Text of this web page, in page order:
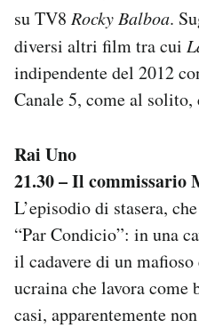
AREA PERSONALE
Area Personale
Regala il Post
Hai bisogno di aiuto?
Esci
su TV8 Rocky Balboa.
diversi altri film tra cui
indipendente del 2012
Canale 5, come al
Rai Uno
21.30 – Il commissario
L’episodio di stasera,
“Par Condicio”: in una
il cadavere di un mafioso
ucraina che lavora come
casi, apparentemente